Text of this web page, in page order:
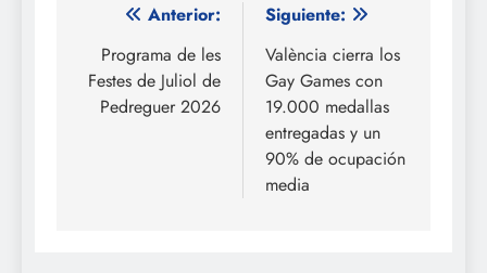
Navegación
de
entradas
Anterior:
Programa de les
Festes de Juliol de
Pedreguer 2026
Siguiente:
València cierra los
Gay Games con
19.000 medallas
entregadas y un
90% de ocupación
media